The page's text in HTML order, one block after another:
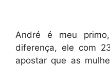
André é meu
diferença, ele com
apostar que as